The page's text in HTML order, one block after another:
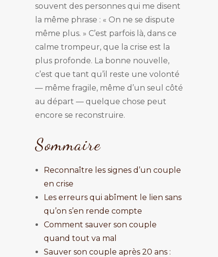
souvent des personnes qui me disent
la même phrase : « On ne se dispute
même plus. » C’est parfois là, dans ce
calme trompeur, que la crise est la
plus profonde. La bonne nouvelle,
c’est que tant qu’il reste une volonté
— même fragile, même d’un seul côté
au départ — quelque chose peut
encore se reconstruire.
Sommaire
Reconnaître les signes d’un couple
en crise
Les erreurs qui abîment le lien sans
qu’on s’en rende compte
Comment sauver son couple
quand tout va mal
Sauver son couple après 20 ans :